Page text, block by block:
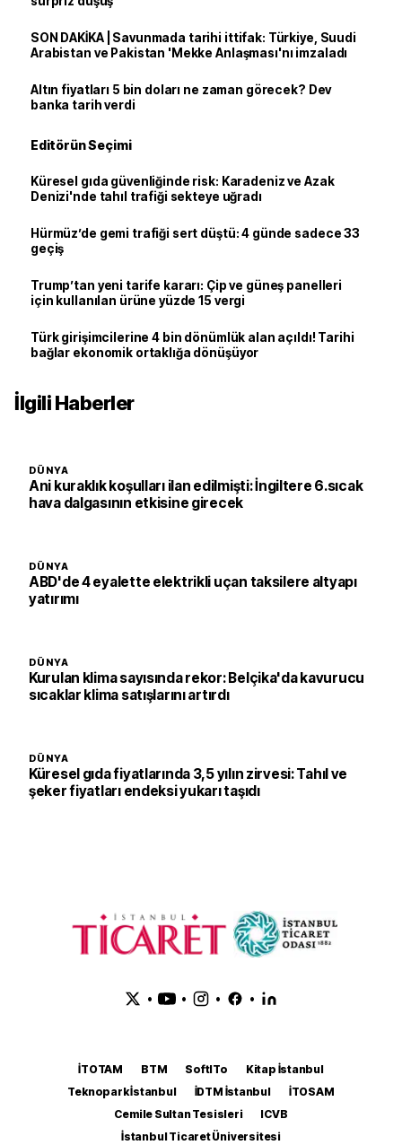
SON DAKİKA | Savunmada tarihi ittifak: Türkiye, Suudi
Arabistan ve Pakistan 'Mekke Anlaşması'nı imzaladı
Altın fiyatları 5 bin doları ne zaman görecek? Dev
banka tarih verdi
Editörün Seçimi
Küresel gıda güvenliğinde risk: Karadeniz ve Azak
Denizi'nde tahıl trafiği sekteye uğradı
Hürmüz’de gemi trafiği sert düştü: 4 günde sadece 33
geçiş
Trump’tan yeni tarife kararı: Çip ve güneş panelleri
için kullanılan ürüne yüzde 15 vergi
Türk girişimcilerine 4 bin dönümlük alan açıldı! Tarihi
bağlar ekonomik ortaklığa dönüşüyor
İlgili Haberler
DÜNYA
Ani kuraklık koşulları ilan edilmişti: İngiltere 6.sıcak
hava dalgasının etkisine girecek
DÜNYA
ABD'de 4 eyalette elektrikli uçan taksilere altyapı
yatırımı
DÜNYA
Kurulan klima sayısında rekor: Belçika'da kavurucu
sıcaklar klima satışlarını artırdı
DÜNYA
Küresel gıda fiyatlarında 3,5 yılın zirvesi: Tahıl ve
şeker fiyatları endeksi yukarı taşıdı
• • • •
İTOTAM BTM SoftITo
Kitap İstanbul
Teknopark İstanbul
İDTM İstanbul
İTOSAM
Cemile Sultan Tesisleri
ICVB
İstanbul Ticaret Üniversitesi